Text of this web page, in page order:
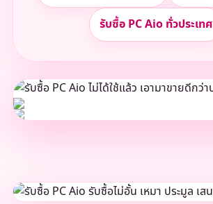
รับซื้อ PC Aio ทั่วประเทศ